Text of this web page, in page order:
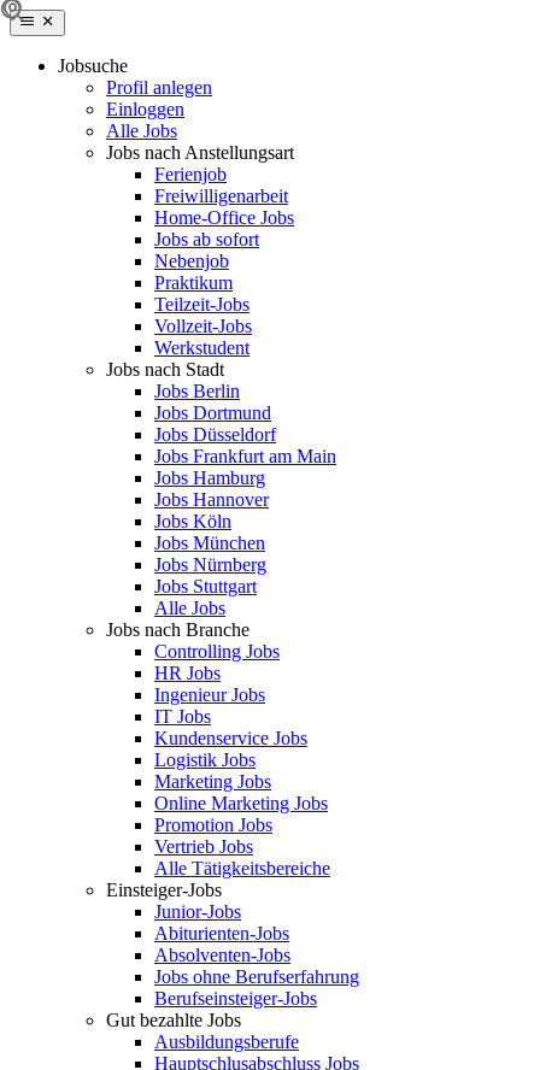
Jobsuche
Profil anlegen
Einloggen
Alle Jobs
Jobs nach Anstellungsart
Ferienjob
Freiwilligenarbeit
Home-Office Jobs
Jobs ab sofort
Nebenjob
Praktikum
Teilzeit-Jobs
Vollzeit-Jobs
Werkstudent
Jobs nach Stadt
Jobs Berlin
Jobs Dortmund
Jobs Düsseldorf
Jobs Frankfurt am Main
Jobs Hamburg
Jobs Hannover
Jobs Köln
Jobs München
Jobs Nürnberg
Jobs Stuttgart
Alle Jobs
Jobs nach Branche
Controlling Jobs
HR Jobs
Ingenieur Jobs
IT Jobs
Kundenservice Jobs
Logistik Jobs
Marketing Jobs
Online Marketing Jobs
Promotion Jobs
Vertrieb Jobs
Alle Tätigkeitsbereiche
Einsteiger-Jobs
Junior-Jobs
Abiturienten-Jobs
Absolventen-Jobs
Jobs ohne Berufserfahrung
Berufseinsteiger-Jobs
Gut bezahlte Jobs
Ausbildungsberufe
Hauptschlusabschluss Jobs